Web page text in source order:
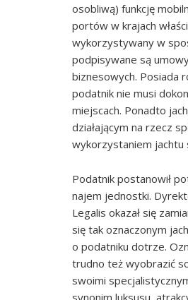
osobliwą) funkcję
portów w krajach
wykorzystywany w
podpisywane są
biznesowych. Posiada
podatnik nie musi
miejscach. Ponadto
działającym na rzecz
wykorzystaniem jachtu
Podatnik postanowił
najem jednostki.
Legalis okazał się
się tak oznaczonym
o podatniku dotrze.
trudno też wyobrazić
swoimi